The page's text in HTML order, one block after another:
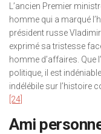
L’ancien Premier
homme qui a marqué
président russe
exprimé sa tristesse
homme d’affaires. Que
politique, il est
indélébile sur l’histoire
[24]
Ami